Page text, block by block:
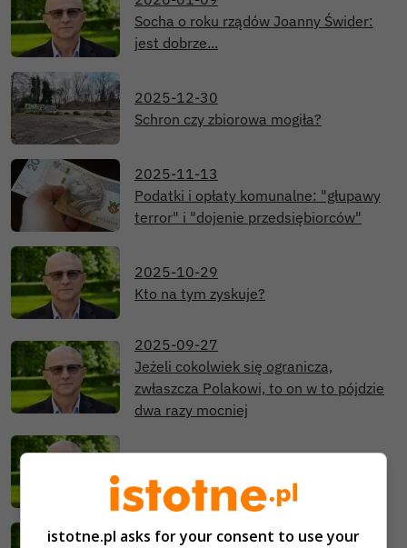
Socha o roku rządów Joanny Świder:
jest dobrze...
2025-12-30
Schron czy zbiorowa mogiła?
2025-11-13
Podatki i opłaty komunalne: "głupawy
terror" i "dojenie przedsiębiorców"
2025-10-29
Kto na tym zyskuje?
2025-09-27
Jeżeli cokolwiek się ogranicza,
zwłaszcza Polakowi, to on w to pójdzie
dwa razy mocniej
Mamy dwie prawdy i obie gów****e!
2025-07-20
istotne.pl asks for your consent to use your